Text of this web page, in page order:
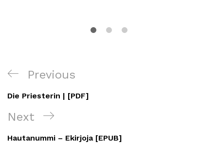
Navigation
de
l’article
Previous
Post
Previous
Die Priesterin | [PDF]
Next
Post
Next
Hautanummi – Ekirjoja [EPUB]